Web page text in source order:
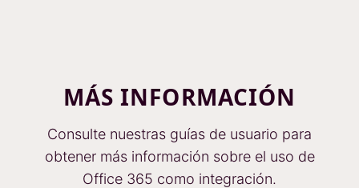
MÁS INFORMACIÓN
Consulte nuestras guías de usuario para
obtener más información sobre el uso de
Office 365 como integración.